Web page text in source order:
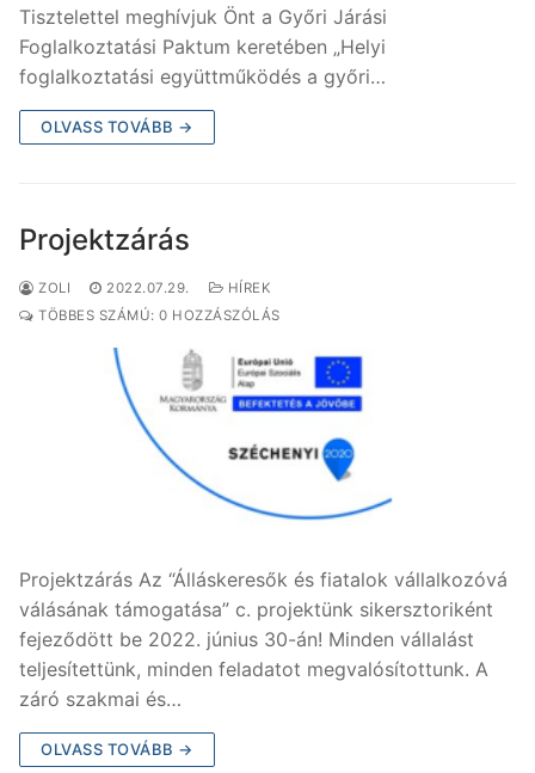
Tisztelettel meghívjuk Önt a Győri Járási
Foglalkoztatási Paktum keretében „Helyi
foglalkoztatási együttműködés a győri…
OLVASS TOVÁBB →
Projektzárás
ZOLI 2022.07.29.
HÍREK
TÖBBES SZÁMÚ: 0 HOZZÁSZÓLÁS
Projektzárás Az “Álláskeresők és fiatalok vállalkozóvá
válásának támogatása” c. projektünk sikersztoriként
fejeződött be 2022. június 30-án! Minden vállalást
teljesítettünk, minden feladatot megvalósítottunk. A
záró szakmai és…
OLVASS TOVÁBB →